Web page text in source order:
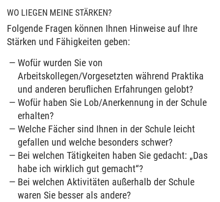
WO LIEGEN MEINE STÄRKEN?
Folgende Fragen können Ihnen Hinweise auf Ihre
Stärken und Fähigkeiten geben:
Wofür wurden Sie von
Arbeitskollegen/Vorgesetzten während Praktika
und anderen beruflichen Erfahrungen gelobt?
Wofür haben Sie Lob/Anerkennung in der Schule
erhalten?
Welche Fächer sind Ihnen in der Schule leicht
gefallen und welche besonders schwer?
Bei welchen Tätigkeiten haben Sie gedacht: „Das
habe ich wirklich gut gemacht“?
Bei welchen Aktivitäten außerhalb der Schule
waren Sie besser als andere?